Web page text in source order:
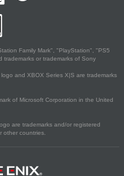
Family Mark", "PlayStation", "PS5
or trademarks of Sony
and XBOX Series X|S are trademarks
of Microsoft Corporation in the United
are trademarks and/or registered
other countries.